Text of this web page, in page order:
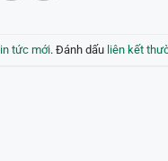
tức mới. Đánh dấu liên kết